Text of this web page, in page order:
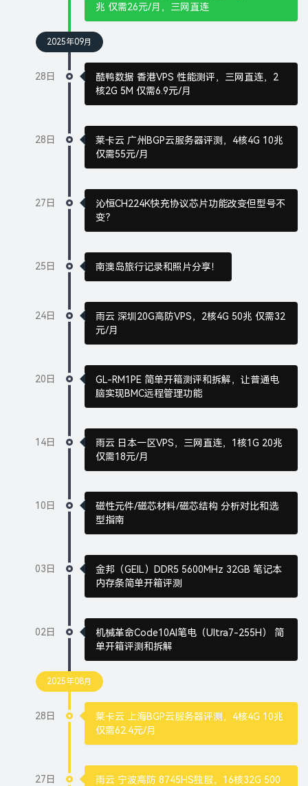
兆 仅需26元/月，三网直连
2025年09月
28日
酷鸭数据 香港VPS 性能测评，三网直连，2
核2G 5M 仅需6.9元/月
28日
莱卡云 广州BGP云服务器评测，4核4G 10兆
仅需55元/月
27日
沁恒CH224K快充协议芯片功能改变但型号不
变？
25日 南澳岛旅行记录和照片分享！
24日
雨云 深圳20G高防VPS，2核4G 50兆 仅需32
元/月
20日
GL-RM1PE 简单开箱测评和拆解，让普通电
脑实现BMC远程管理功能
14日
雨云 日本一区VPS，三网直连，1核1G 20兆
仅需18元/月
10日
磁性元件/磁芯材料/磁芯结构 分析对比和选
型指南
03日
金邦（GEIL）DDR5 5600MHz 32GB 笔记本
内存条简单开箱评测
02日
机械革命Code10AI笔电（Ultra7-255H） 简
单开箱评测和拆解
2025年08月
28日
莱卡云 上海BGP云服务器评测，4核4G 10兆
仅需62.4元/月
27日
雨云 宁波高防 8745HS独服，16核32G 500